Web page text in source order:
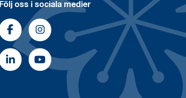
Följ oss i sociala medier